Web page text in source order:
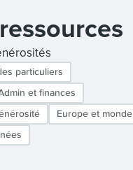
particuliers
et finances
Europe et monde